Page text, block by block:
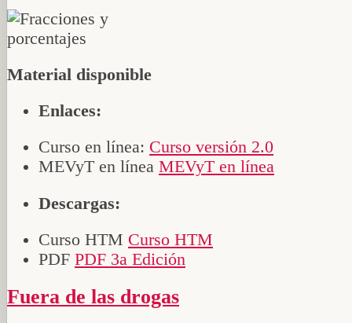
Material disponible
Enlaces:
Curso en línea: Curso versión 2.0
MEVyT en línea MEVyT en línea
Descargas:
Curso HTM Curso HTM
PDF PDF 3a Edición
Fuera de las drogas